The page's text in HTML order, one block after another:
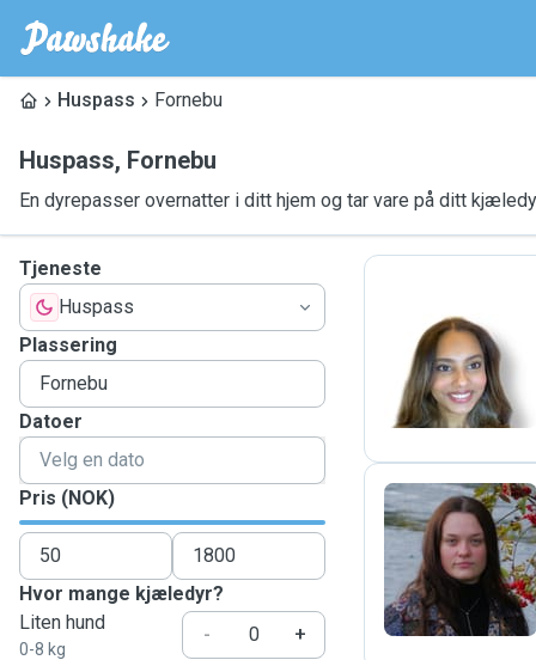
Huspass Fornebu
Huspass, Fornebu
En dyrepasser overnatter i ditt hjem og tar vare på ditt
Tjeneste
Huspass
Plassering
Datoer
Pris (NOK)
Hvor mange kjæledyr?
Liten hund
0-8 kg
-
+
D
A